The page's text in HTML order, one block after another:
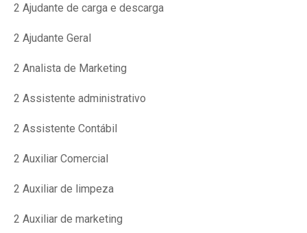
2 Ajudante de carga e descarga
2 Ajudante Geral
2 Analista de Marketing
2 Assistente administrativo
2 Assistente Contábil
2 Auxiliar Comercial
2 Auxiliar de limpeza
2 Auxiliar de marketing